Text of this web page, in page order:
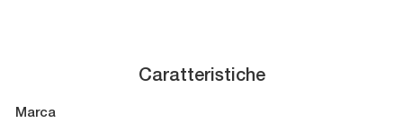
Caratteristiche
Marca